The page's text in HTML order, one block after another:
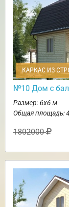
КАРКАС ИЗ
№10 Дом с
Размер: 6х6 м
Общая площадь:
1802000